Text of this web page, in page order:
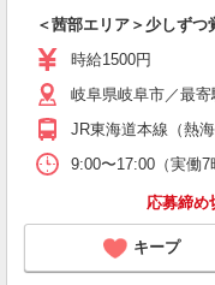
＜茜部エリア＞少しず
時給1500円
岐阜県岐阜市／最
JR東海道本線（熱
9:00〜17:00（実働
応募締め
キープ